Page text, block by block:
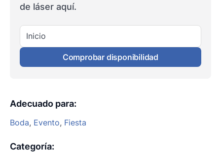
de láser aquí.
Inicio
Comprobar disponibilidad
Adecuado para:
Boda, Evento, Fiesta
Categoría: